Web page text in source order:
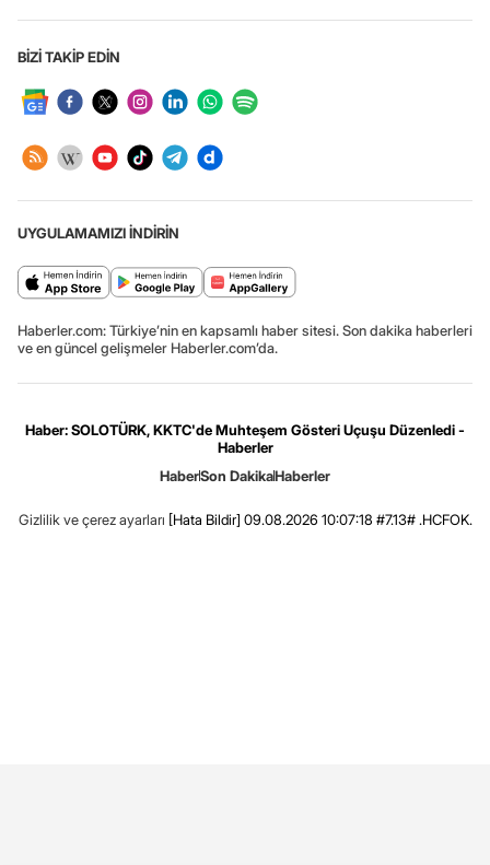
BİZİ TAKİP EDİN
UYGULAMAMIZI İNDİRİN
Haberler.com: Türkiye’nin en kapsamlı haber sitesi. Son dakika haberleri
ve en güncel gelişmeler Haberler.com’da.
Haber: SOLOTÜRK, KKTC'de Muhteşem Gösteri Uçuşu Düzenledi -
Haberler
HaberSon DakikaHaberler
Gizlilik ve çerez ayarları [Hata Bildir] 09.08.2026 10:07:18 #7.13# .HCFOK.